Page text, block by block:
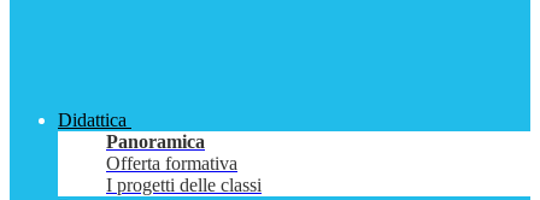
Didattica
Panoramica
Offerta formativa
I progetti delle classi